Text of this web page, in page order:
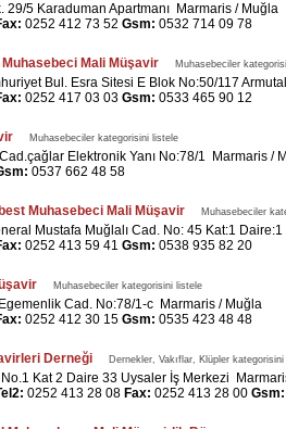
29/5 Karaduman Apartmanı Marmaris / Muğla
0252 412 73 52 Gsm: 0532 714 09 78
Mali Müşavir Muhasebeciler
Bul. Esra Sitesi E Blok No:50/117
0252 417 03 03 Gsm: 0533 465 90 12
Muhasebeciler kategorisini listele
Elektronik Yanı No:78/1 Marmaris /
0537 662 48 58
Muhasebeci Mali Müşavir Muhasebeciler
Mustafa Muğlalı Cad. No: 45 Kat:1
0252 413 59 41 Gsm: 0538 935 82 20
Muhasebeciler kategorisini listele
Cad. No:78/1-c Marmaris / Muğla
0252 412 30 15 Gsm: 0535 423 48 48
Derneği Dernekler, Vakıflar, Klüpler
Kat 2 Daire 33 Uysaler İş Merkezi
0252 413 28 08 Fax: 0252 413 28 00 Gsm: